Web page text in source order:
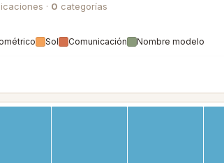
· 0 categorías
Sol Comunicación Nombre modelo